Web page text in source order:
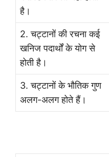
है।
2. चट्टानों की रचना कई
खनिज पदार्थों के योग से
होती है।
3. चट्टानों के भौतिक गुण
अलग-अलग होते हैं।